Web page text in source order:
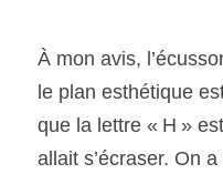
À mon avis,
le plan esthétique
que la lettre « H »
allait s’écraser. On